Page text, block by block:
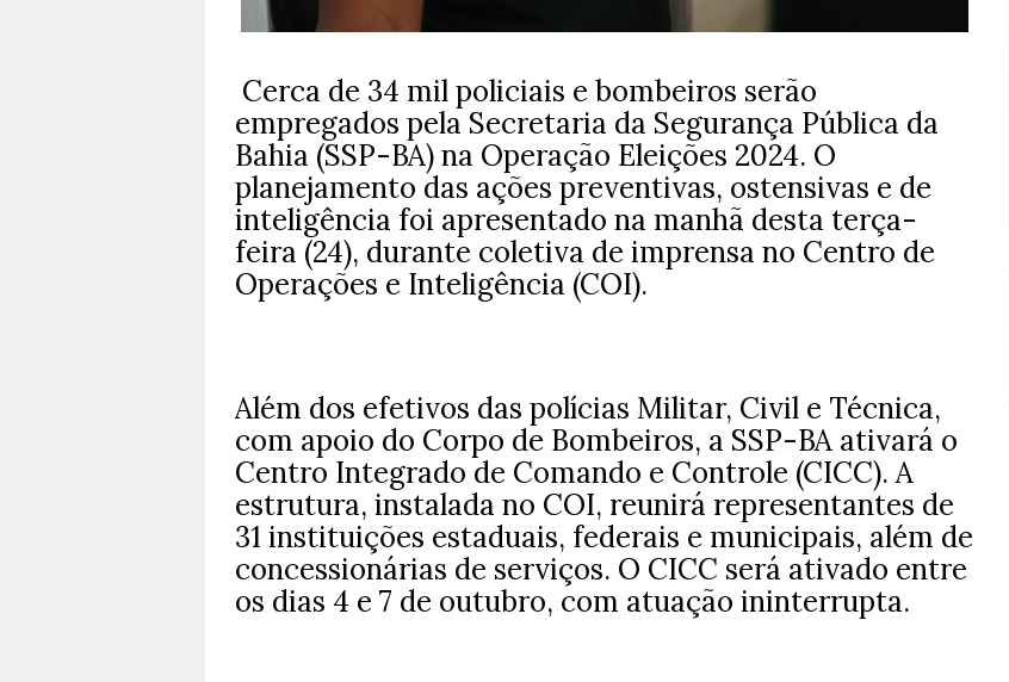
Cerca de 34 mil policiais e bombeiros serão
empregados pela Secretaria da Segurança Pública da
Bahia (SSP-BA) na Operação Eleições 2024. O
planejamento das ações preventivas, ostensivas e de
inteligência foi apresentado na manhã desta terça-
feira (24), durante coletiva de imprensa no Centro de
Operações e Inteligência (COI).
Além dos efetivos das polícias Militar, Civil e Técnica,
com apoio do Corpo de Bombeiros, a SSP-BA ativará o
Centro Integrado de Comando e Controle (CICC). A
estrutura, instalada no COI, reunirá representantes de
31 instituições estaduais, federais e municipais, além de
concessionárias de serviços. O CICC será ativado entre
os dias 4 e 7 de outubro, com atuação ininterrupta.